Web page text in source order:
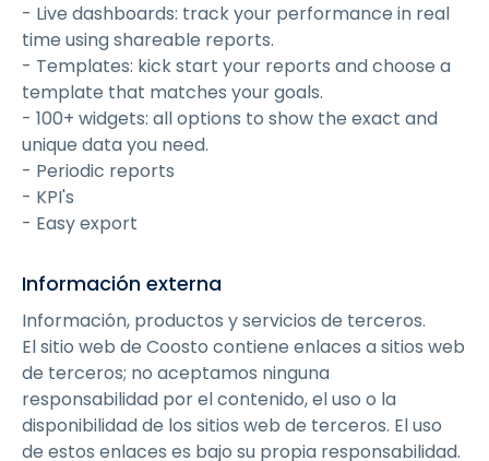
- Live dashboards: track your performance in real
time using shareable reports.
- Templates: kick start your reports and choose a
template that matches your goals.
- 100+ widgets: all options to show the exact and
unique data you need.
- Periodic reports
- KPI's
- Easy export
Información externa
Información, productos y servicios de terceros.
‍El sitio web de Coosto contiene enlaces a sitios web
de terceros; no aceptamos ninguna
responsabilidad por el contenido, el uso o la
disponibilidad de los sitios web de terceros. El uso
de estos enlaces es bajo su propia responsabilidad.